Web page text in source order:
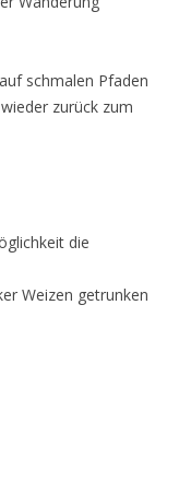
schmalen Pfaden
zurück zum
die
Weizen getrunken